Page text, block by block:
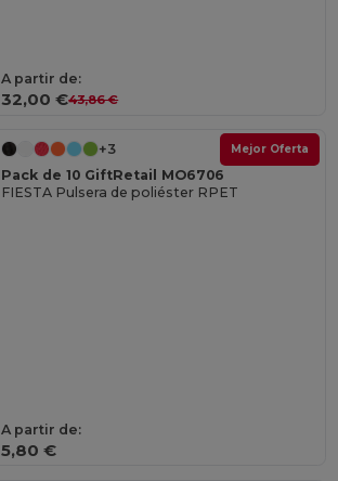
A partir de:
32,00 €43,86 €
Mejor Oferta
+3
Pack de 10 GiftRetail MO6706
FIESTA Pulsera de poliéster RPET
A partir de:
5,80 €